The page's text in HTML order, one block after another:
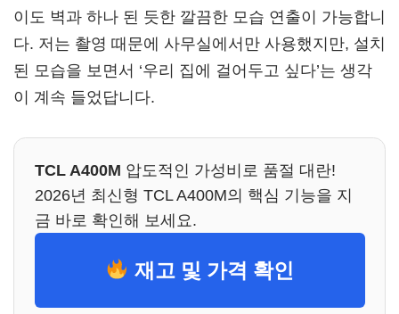
이도 벽과 하나 된 듯한 깔끔한 모습 연출이 가능합니
다. 저는 촬영 때문에 사무실에서만 사용했지만, 설치
된 모습을 보면서 ‘우리 집에 걸어두고 싶다’는 생각
이 계속 들었답니다.
TCL A400M 압도적인 가성비로 품절 대란!
2026년 최신형 TCL A400M의 핵심 기능을 지
금 바로 확인해 보세요.
재고 및 가격 확인